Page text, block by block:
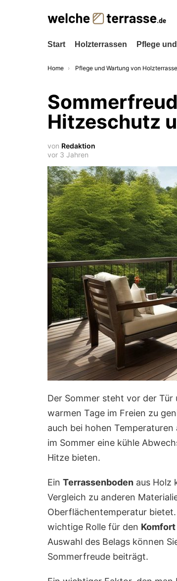
Start Holzterrassen Pflege
You are here:
Home Pflege und Wartung von
Hitzeschutz
von Redaktion
vor 3 Jahren
Der Sommer steht vor der Tür
warmen Tage im Freien zu
auch bei hohen
im Sommer eine kühle
Hitze bieten.
Ein Terrassenboden aus Holz
Vergleich zu anderen
Oberflächentemperatur
wichtige Rolle für den Komfort
Auswahl des Belags können
Sommerfreude beiträgt.